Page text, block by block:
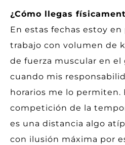
¿Cómo llegas
En estas fechas estoy
trabajo con volumen de
de fuerza muscular en el
cuando mis
horarios me lo permiten.
competición de la
es una distancia algo
con ilusión máxima por